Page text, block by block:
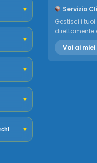
▼
▼
▼
▼
▼
Servizio
Gestisci i
direttamente
Vai ai